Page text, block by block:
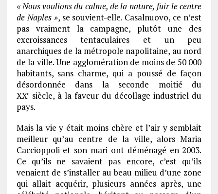
« Nous voulions du calme, de la nature, fuir le centre
de Naples », se souvient-elle. Casalnuovo, ce n’est
pas vraiment la campagne, plutôt une des
excroissances tentaculaires et un peu
anarchiques de la métropole napolitaine, au nord
de la ville. Une agglomération de moins de 50 000
habitants, sans charme, qui a poussé de façon
désordonnée dans la seconde moitié du
XXesiècle, à la faveur du décollage industriel du
pays.
Mais la vie y était moins chère et l’air y semblait
meilleur qu’au centre de la ville, alors Maria
Caccioppoli et son mari ont déménagé en 2003.
Ce qu’ils ne savaient pas encore, c’est qu’ils
venaient de s’installer au beau milieu d’une zone
qui allait acquérir, plusieurs années après, une